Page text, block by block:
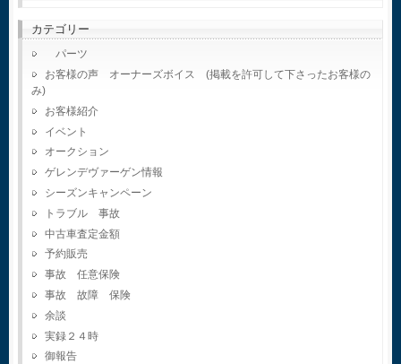
カテゴリー
パーツ
お客様の声 オーナーズボイス (掲載を許可して下さったお客様の
み)
お客様紹介
イベント
オークション
ゲレンデヴァーゲン情報
シーズンキャンペーン
トラブル 事故
中古車査定金額
予約販売
事故 任意保険
事故 故障 保険
余談
実録２４時
御報告